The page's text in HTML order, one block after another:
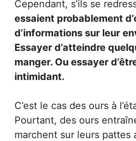
Cependant, s’ils se
essaient probablement
d’informations sur leur
Essayer d’atteindre
manger. Ou essayer
intimidant.
C’est le cas des ours à
Pourtant, des ours
marchent sur leurs pattes